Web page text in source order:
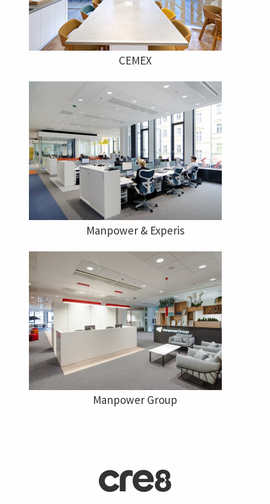
CEMEX
Manpower & Experis
Manpower Group